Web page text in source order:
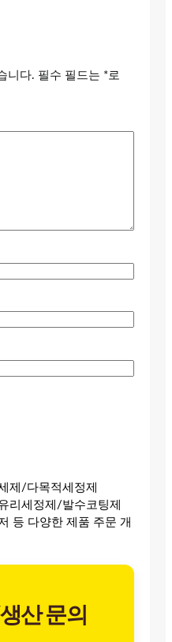
니다. 필수 필드는 *로
제/다목적세정제
리세정제/발수코팅제
등 다양한 제품 주문 개
산 문의